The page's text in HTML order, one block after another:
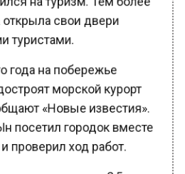
открыла свои двери
туристами.
морской курорт
«Новые известия».
посетил городок вместе
проверил ход работ.
простирается на 2,5